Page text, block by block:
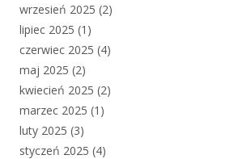
wrzesień 2025 (2)
lipiec 2025 (1)
czerwiec 2025 (4)
maj 2025 (2)
kwiecień 2025 (2)
marzec 2025 (1)
luty 2025 (3)
styczeń 2025 (4)